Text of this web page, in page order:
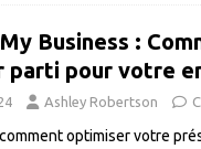
Business :
parti pour votre
Ashley Robertson
optimiser votre